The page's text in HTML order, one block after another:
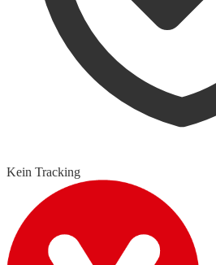
Kein Tracking